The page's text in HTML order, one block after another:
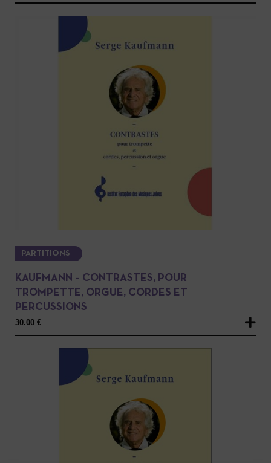
PARTITIONS
KAUFMANN – CONTRASTES, POUR
TROMPETTE, ORGUE, CORDES ET
PERCUSSIONS
30.00 €